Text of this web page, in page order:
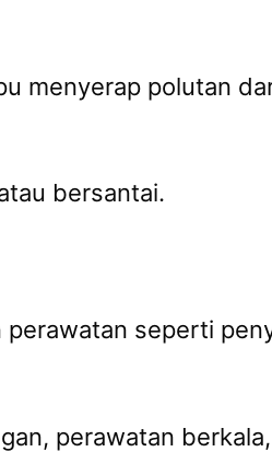
menyerap polutan
bersantai.
seperti
perawatan